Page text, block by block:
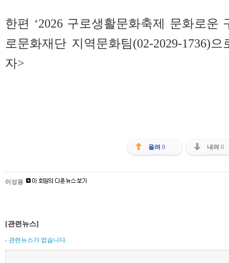
한편 ‘2026 구로생활문화축제 문화로운
로문화재단 지역문화팀(02-2029-1736)
자>
올려 0 내려 0
이성용
[관련뉴스]
- 관련뉴스가 없습니다.